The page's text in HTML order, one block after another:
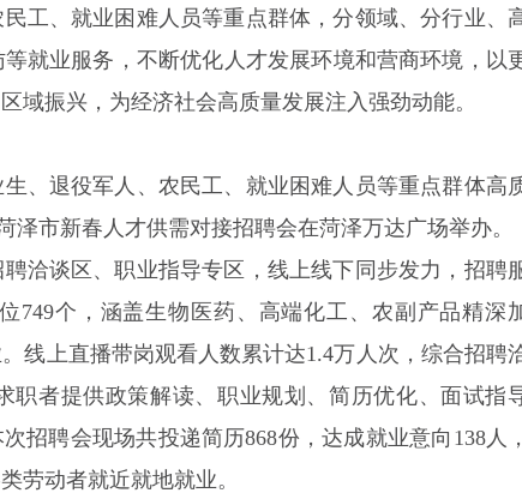
工、就业困难人员等重点群体，分领域、分行业、
就业服务，不断优化人才发展环境和营商环境，以
域振兴，为经济社会高质量发展注入强劲动能。
、退役军人、农民工、就业困难人员等重点群体高
泽市新春人才供需对接招聘会在菏泽万达广场举办。
洽谈区、职业指导专区，线上线下同步发力，招聘
749个，涵盖生物医药、高端化工、农副产品精深
线上直播带岗观看人数累计达1.4万人次，综合招聘
职者提供政策解读、职业规划、简历优化、面试指
招聘会现场共投递简历868份，达成就业意向138人，
劳动者就近就地就业。